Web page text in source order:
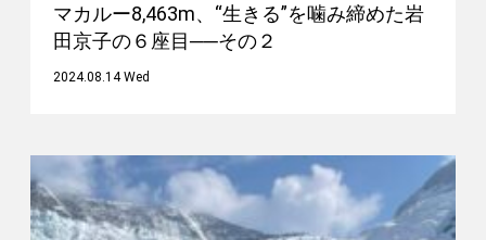
マカルー8,463m、“生きる”を噛み締めた岩
田京子の６座目──その２
2024.08.14 Wed